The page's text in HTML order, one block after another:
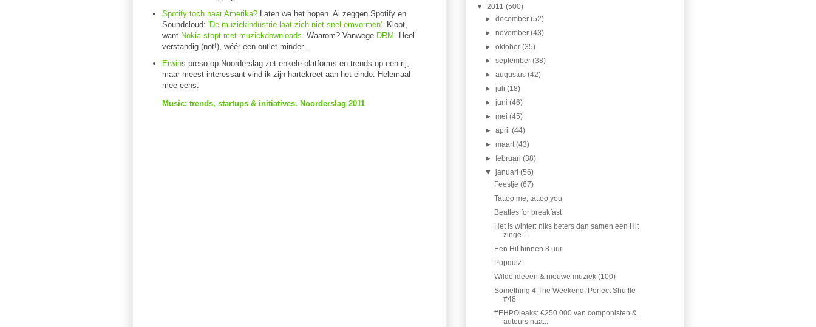
Spotify toch naar Amerika?Laten we het hopen. Al zeggen Spotify en
Soundcloud: 'De muziekindustrie laat zich niet snel omvormen'. Klopt,
want Nokia stopt met muziekdownloads . Waarom? Vanwege DRM . Heel
verstandig (not!), wéér een outlet minder...
Erwins preso op Noorderslag zet enkele platforms en trends op een rij,
maar meest interessant vind ik zijn hartekreet aan het einde. Helemaal
mee eens:
Music: trends, startups & initiatives. Noorderslag 2011
▼ 2011 (500)
►december(52)
►november(43)
►oktober(35)
►september(38)
►augustus(42)
►juli(18)
►juni(46)
►mei(45)
►april(44)
►maart(43)
►februari(38)
▼januari(56)
Feestje (67)
Tattoo me, tattoo you
Beatles for breakfast
Het is winter: niks beters dan samen een Hit
zinge...
Een Hit binnen 8 uur
Popquiz
Wilde ideeën & nieuwe muziek (100)
Something 4 The Weekend: Perfect Shuffle
#48
#EHPOleaks: €250.000 van componisten &
auteurs naa...